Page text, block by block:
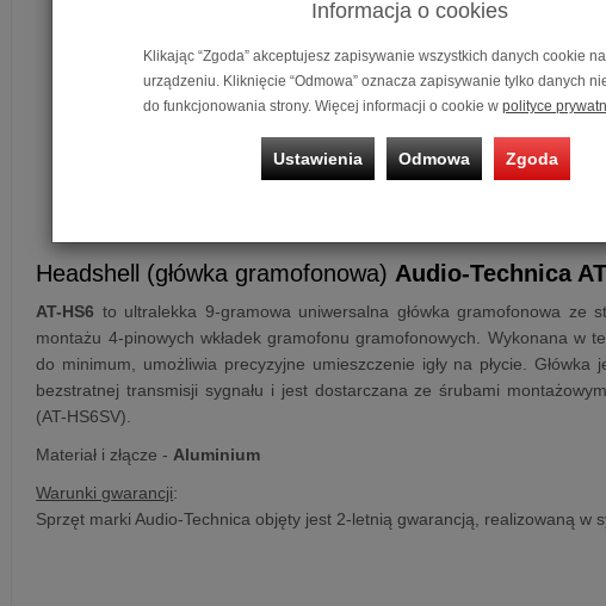
Headshell (główka gramofonowa) Audio-Technica
AT-HS6 to ultralekka 9-gramowa uniwersalna główka gramofonowa ze
montażu 4-pinowych wkładek gramofonu gramofonowych. Wykonana w
do minimum, umożliwia precyzyjne umieszczenie igły na płycie.
bezstratnej transmisji sygnału i jest dostarczana ze śrubami
(AT-HS6SV).
Materiał i złącze - Aluminium
Warunki gwarancji:
Sprzęt marki Audio-Technica objęty jest 2-letnią gwarancją, realizowaną
Informacja o cookies
Klikając “Zgoda” akceptujesz zapisywanie wszystkich danych cookie
urządzeniu. Kliknięcie “Odmowa” oznacza zapisywanie tylko danych
do funkcjonowania strony. Więcej informacji o cookie w polityce
Ustawienia Odmowa Zgoda